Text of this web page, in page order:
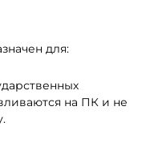
для:
на ПК и не